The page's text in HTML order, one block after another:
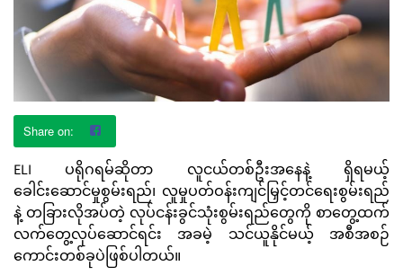
ELI ပရိုဂရမ်ဆိုတာ လူငယ်တစ်ဦးအနေနဲ့ ရှိရမယ့်
ခေါင်းဆောင်မှုစွမ်းရည်၊ လူမှုပတ်ဝန်းကျင်မြှင့်တင်ရေးစွမ်းရည်
နဲ့ တခြားလိုအပ်တဲ့ လုပ်ငန်းခွင်သုံးစွမ်းရည်တွေကို စာတွေ့ထက်
လက်တွေ့လုပ်ဆောင်ရင်း အခမဲ့ သင်ယူနိုင်မယ့် အစီအစဉ်
ကောင်းတစ်ခုပဲဖြစ်ပါတယ်။